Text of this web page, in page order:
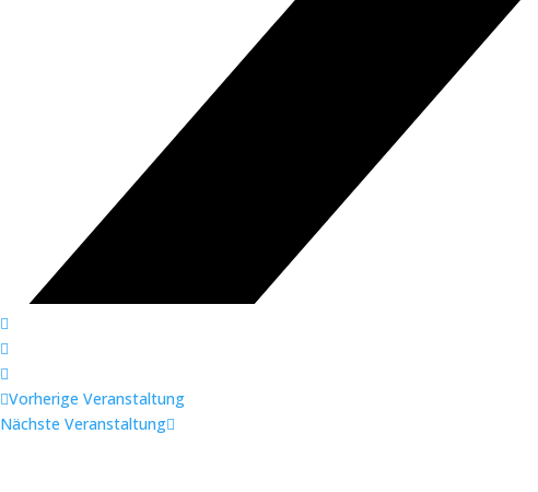
Vorherige Veranstaltung
Nächste Veranstaltung